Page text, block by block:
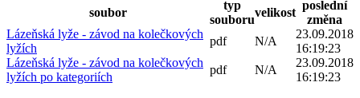
soubor
typ
souboru
velikost
poslední
změna
Lázeňská lyže - závod na kolečkových
lyžích
pdf N/A
23.09.2018
16:19:23
Lázeňská lyže - závod na kolečkových
lyžích po kategoriích
pdf N/A
23.09.2018
16:19:23